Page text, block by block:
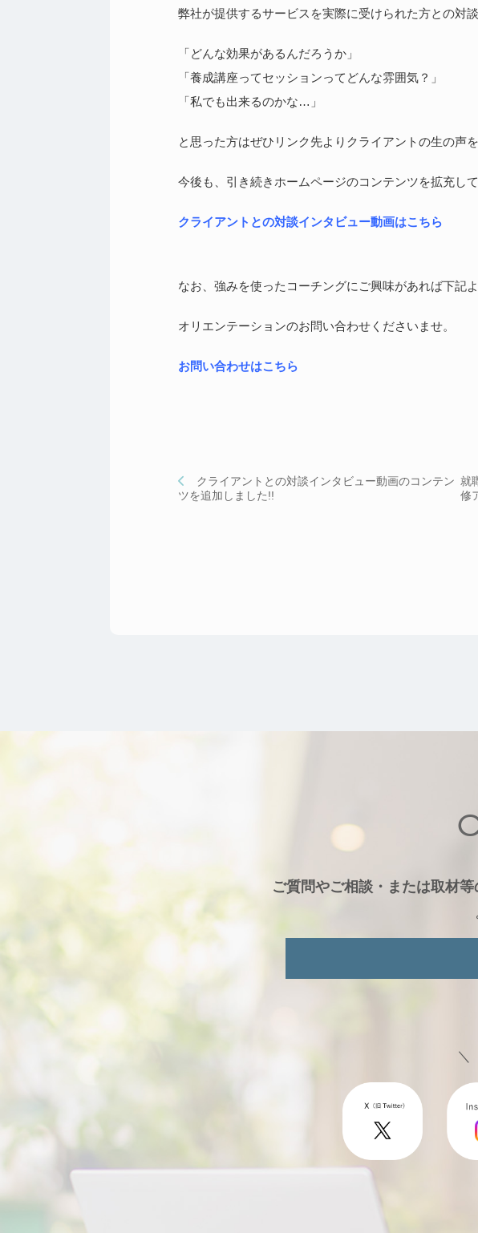
弊社が提供するサービスを実際に受けられた方との対
「どんな効果があるんだろうか」
「養成講座ってセッションってどんな雰囲気？」
「私でも出来るのかな…」
と思った方はぜひリンク先よりクライアントの生の声
今後も、引き続きホームページのコンテンツを拡充し
クライアントとの対談インタビュー動画はこちら
なお、強みを使ったコーチングにご興味があれば下記よ
オリエンテーションのお問い合わせくださいませ。
お問い合わせはこちら
クライアントとの対談インタビュー動画のコンテン
ツを追加しました!!
就
修
ご質問やご相談・または取材